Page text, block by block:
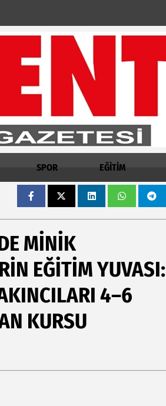
SPOR EĞİTİM
MİNİK
EĞİTİM YUVASI:
4–6
KURSU